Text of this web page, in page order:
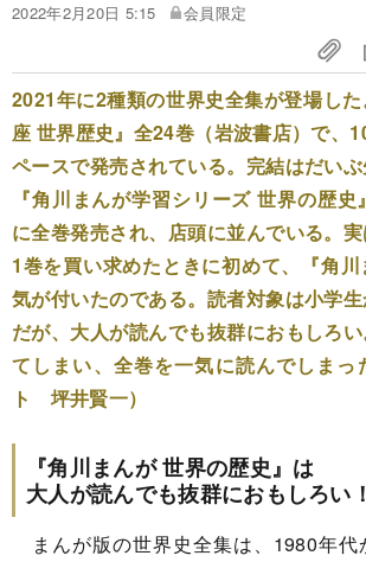
2022年2月20日 5:15
会員限定
2021年に2種類の世界史全集が登場し
座 世界歴史』全24巻（岩波書店）で、
ペースで発売されている。完結はだい
『角川まんが学習シリーズ 世界の歴
に全巻発売され、店頭に並んでいる。
1巻を買い求めたときに初めて、『角
気が付いたのである。読者対象は小学
だが、大人が読んでも抜群におもしろ
てしまい、全巻を一気に読んでしまっ
ト 坪井賢一）
『角川まんが 世界の歴史』は
大人が読んでも抜群におもしろい！
まんが版の世界史全集は、1980年代